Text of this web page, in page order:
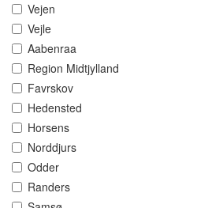
Vejen
Vejle
Aabenraa
Region Midtjylland
Favrskov
Hedensted
Horsens
Norddjurs
Odder
Randers